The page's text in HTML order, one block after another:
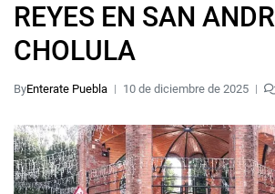
REYES EN SAN
CHOLULA
ByEnterate Puebla 10 de diciembre de 2025